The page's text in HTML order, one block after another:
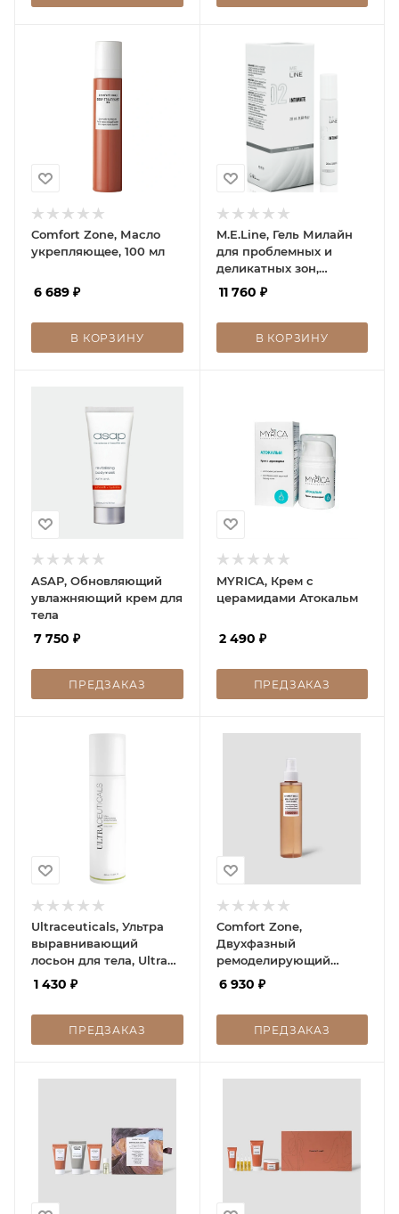
Comfort Zone, Масло
укрепляющее, 100 мл
6 689 ₽
В КОРЗИНУ
M.E.Line, Гель Милайн
для проблемных и
деликатных зон,
M.E.LINE Intimate, 20 г
11 760 ₽
В КОРЗИНУ
ASAP, Обновляющий
увлажняющий крем для
тела
7 750 ₽
ПРЕДЗАКАЗ
MYRICA, Крем с
церамидами Атокальм
2 490 ₽
ПРЕДЗАКАЗ
Ultraceuticals, Ультра
выравнивающий
лосьон для тела, Ultra
Retexturising Body
1 430 ₽
ПРЕДЗАКАЗ
Comfort Zone,
Двухфазный
ремоделирующий
спрей для ног с
STRATEGIST LIGHT LEG
SPRAY, 150 мл
6 930 ₽
ПРЕДЗАКАЗ